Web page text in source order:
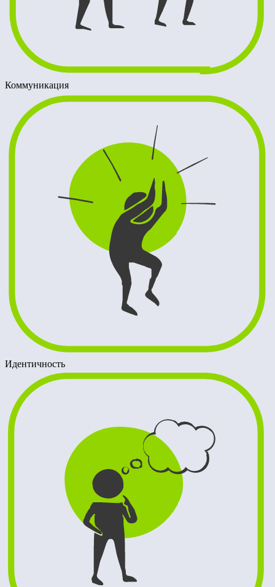
Коммуникация
Идентичность